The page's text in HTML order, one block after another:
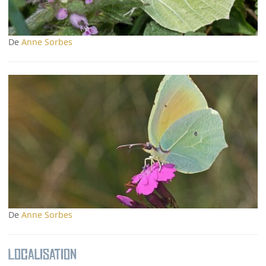
DeAnne Sorbes
DeAnne Sorbes
Localisation